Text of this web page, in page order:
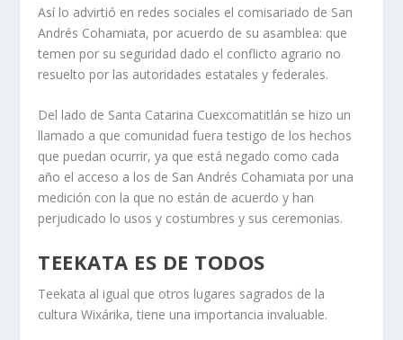
Así lo advirtió en redes sociales el comisariado de San
Andrés Cohamiata, por acuerdo de su asamblea: que
temen por su seguridad dado el conflicto agrario no
resuelto por las autoridades estatales y federales.
Del lado de Santa Catarina Cuexcomatitlán se hizo un
llamado a que comunidad fuera testigo de los hechos
que puedan ocurrir, ya que está negado como cada
año el acceso a los de San Andrés Cohamiata por una
medición con la que no están de acuerdo y han
perjudicado lo usos y costumbres y sus ceremonias.
TEEKATA ES DE TODOS
Teekata al igual que otros lugares sagrados de la
cultura Wixárika, tiene una importancia invaluable.